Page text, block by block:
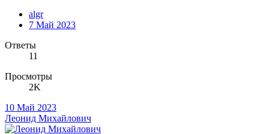
algr
7 Май 2023
Ответы
11
Просмотры
2K
10 Май 2023
Леонид Михайлович